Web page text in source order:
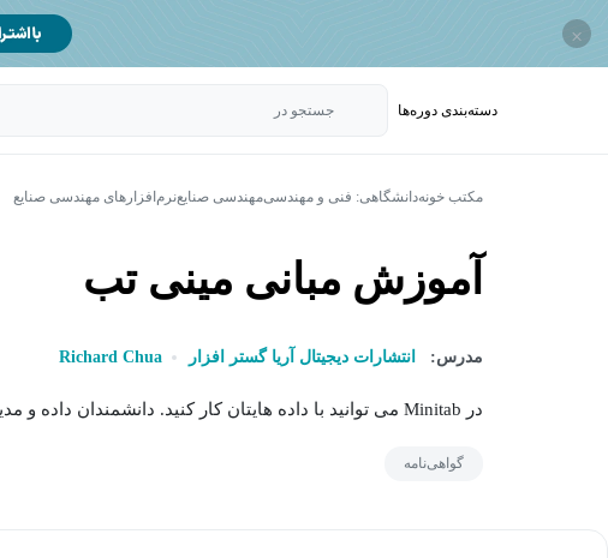
×
دسته‌بندی‌ دوره‌ها جستجو در
مکتب خونهدانشگاهی: فنی و مهندسیمهندسی صنایعنرم‌افزارهای مهندسی صنایع
آموزش مبانی مینی تب
مدرس: انتشارات دیجیتال آریا گستر افزار Richard Chua
در Minitab می توانید با داده هایتان کار کنید. دانشمندان داده و مدیران تصمیم گیرنده در سراسر جهان...
گواهی‌نامه